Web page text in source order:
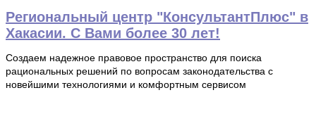
Перейти
к
содержимому
Региональный центр "КонсультантПлюс" в
Хакасии. С Вами более 30 лет!
Создаем надежное правовое пространство для поиска
рациональных решений по вопросам законодательства с
новейшими технологиями и комфортным сервисом